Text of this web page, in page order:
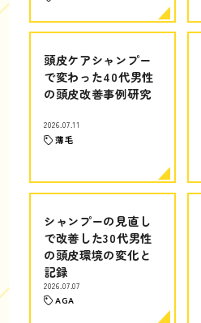
頭皮ケアシャンプー
で変わった40代男性
の頭皮改善事例研究
2026.07.11
薄毛
シャンプーの見直し
で改善した30代男性
の頭皮環境の変化と
記録
2026.07.07
AGA